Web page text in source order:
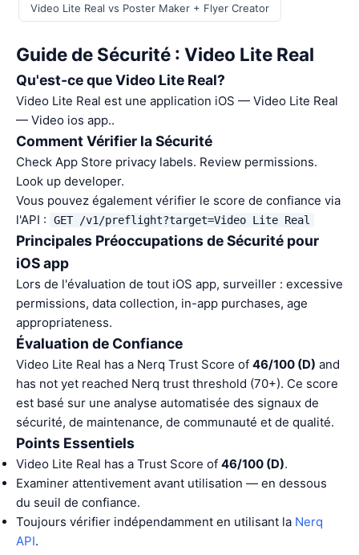
Video Lite Real vs Poster Maker + Flyer Creator
Guide de Sécurité : Video Lite Real
Qu'est-ce que Video Lite Real?
Video Lite Real est une application iOS — Video Lite Real
— Video ios app..
Comment Vérifier la Sécurité
Check App Store privacy labels. Review permissions.
Look up developer.
Vous pouvez également vérifier le score de confiance via
l'API :
GET /v1/preflight?target=Video Lite Real
Principales Préoccupations de Sécurité pour
iOS app
Lors de l'évaluation de tout iOS app, surveiller : excessive
permissions, data collection, in-app purchases, age
appropriateness.
Évaluation de Confiance
Video Lite Real has a Nerq Trust Score of 46/100 (D) and
has not yet reached Nerq trust threshold (70+). Ce score
est basé sur une analyse automatisée des signaux de
sécurité, de maintenance, de communauté et de qualité.
Points Essentiels
Video Lite Real has a Trust Score of 46/100 (D).
Examiner attentivement avant utilisation — en dessous
du seuil de confiance.
Toujours vérifier indépendamment en utilisant la Nerq
API.